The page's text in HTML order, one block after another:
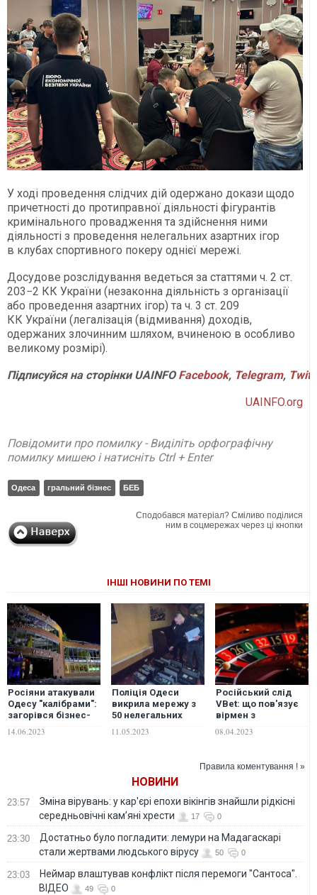
У ході проведення слідчих дій одержано докази щодо
причетності до протиправної діяльності фігурантів
кримінального провадження та здійснення ними
діяльності з проведення нелегальних азартних ігор
в клубах спортивного покеру однієї мережі.
Досудове розслідування ведеться за статтями ч. 2 ст.
203−2 КК України (незаконна діяльність з організації
або проведення азартних ігор) та ч. 3 ст. 209
КК України (легалізація (відмивання) доходів,
одержаних злочинним шляхом, вчиненою в особливо
великому розмірі).
Підписуйся на сторінки UAINFO Facebook, Telegram,
UAINFO.org
Повідомити про помилку - Виділіть орфографічну
помилку мишею і натисніть Ctrl + Enter
Одеса гральний бізнес БЕБ
Сподобався матеріал? Сміливо поділися
ним в соцмережах через ці кнопки
ІНШІ НОВИНИ ПО ТЕМІ
Росіяни атакували
Одесу "калібрами":
загорівся бізнес-
центр і склад
торгової мережі, є
14.06.2023
Поліція Одеси
викрила мережу з
50 нелегальних
казино. ФОТО,
ВІДЕО
11.05.2023
Російський слід
VBet: що пов'язує
вірмен з
BetConstruct та
власника
08.04.2023
Правила коментування ! »
НОВИНИ
23:57
Зміна вірувань: у кар'єрі епохи вікінгів знайшли рідкісні
середньовічні кам’яні хрести
17 0
23:30
Достатньо було погладити: лемури на Мадагаскарі
стали жертвами людського вірусу
50 0
23:03
Неймар влаштував конфлікт після перемоги "Сантоса".
ВІДЕО
49 0